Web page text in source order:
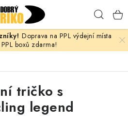
Doprava na PPL výdejní místa
boxů zdarma!
tričko s
legend